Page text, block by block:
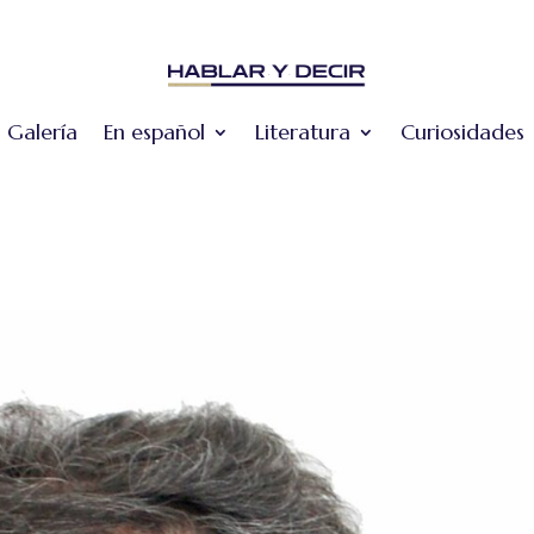
Galería En español Literatura Curiosidades